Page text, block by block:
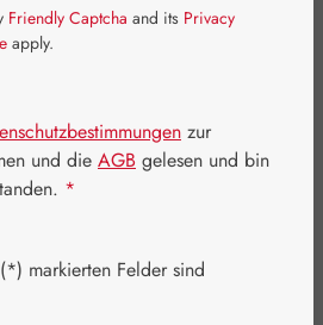
Friendly Captcha and its Privacy
apply.
zur
und die AGB gelesen und bin
*
markierten Felder sind